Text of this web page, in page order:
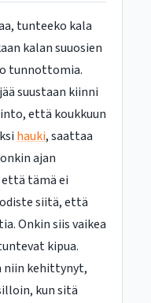
tunteeko kala
kalan suuosien
tunnottomia.
suustaan kiinni
että koukkuun
hauki, saattaa
ajan
tämä ei
siitä, että
Onkin siis vaikea
kipua.
niin kehittynyt,
kun sitä